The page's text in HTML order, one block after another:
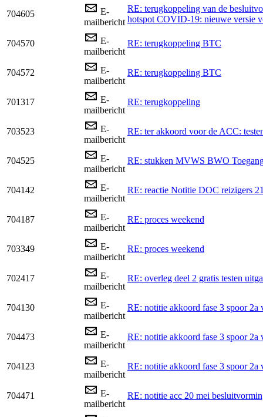
704605
E-
mailbericht
RE: terugkoppeling van de
hotspot COVID-19: nieuwe versie
704570
E-
mailbericht
RE: terugkoppeling BTC
704572
E-
mailbericht
RE: terugkoppeling BTC
701317
E-
mailbericht
RE: terugkoppeling
703523
E-
mailbericht
RE: ter akkoord voor de ACC:
704525
E-
mailbericht
RE: stukken MVWS BWO
704142
E-
mailbericht
RE: reactie Notitie DOC reizigers
704187
E-
mailbericht
RE: proces weekend
703349
E-
mailbericht
RE: proces weekend
702417
E-
mailbericht
RE: overleg deel 2 gratis testen
704130
E-
mailbericht
RE: notitie akkoord fase 3 spoor 2a
704473
E-
mailbericht
RE: notitie akkoord fase 3 spoor 2a
704123
E-
mailbericht
RE: notitie akkoord fase 3 spoor 2a
704471
E-
mailbericht
RE: notitie acc 20 mei